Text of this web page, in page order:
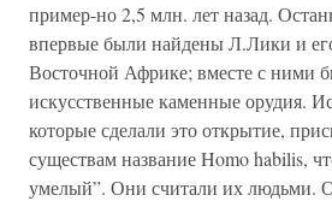
пример-но 2,5 млн. лет назад.
впервые были найдены Л.Лики и
Восточной Африке; вместе с ними
искусственные каменные орудия.
которые сделали это открытие,
существам название Homo habilis,
умелый”. Они считали их людьми.